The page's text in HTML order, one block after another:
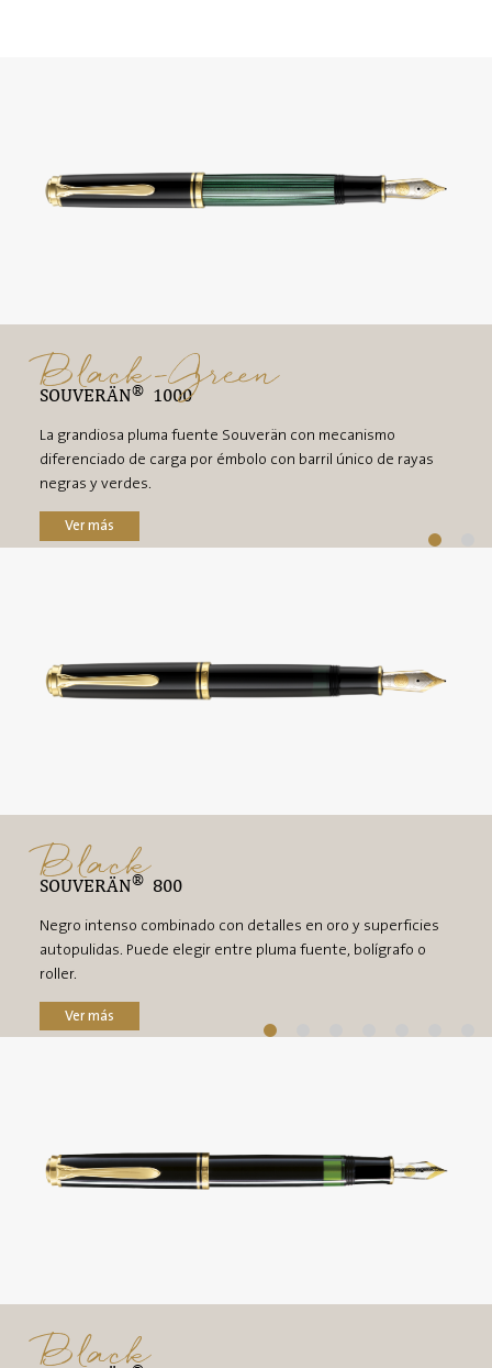
Black-Green
SOUVERÄN® 1000
La grandiosa pluma fuente Souverän con mecanismo
diferenciado de carga por émbolo con barril único de rayas
negras y verdes.
Ver más
Black
SOUVERÄN® 800
Negro intenso combinado con detalles en oro y superficies
autopulidas. Puede elegir entre pluma fuente, bolígrafo o
roller.
Ver más
Black